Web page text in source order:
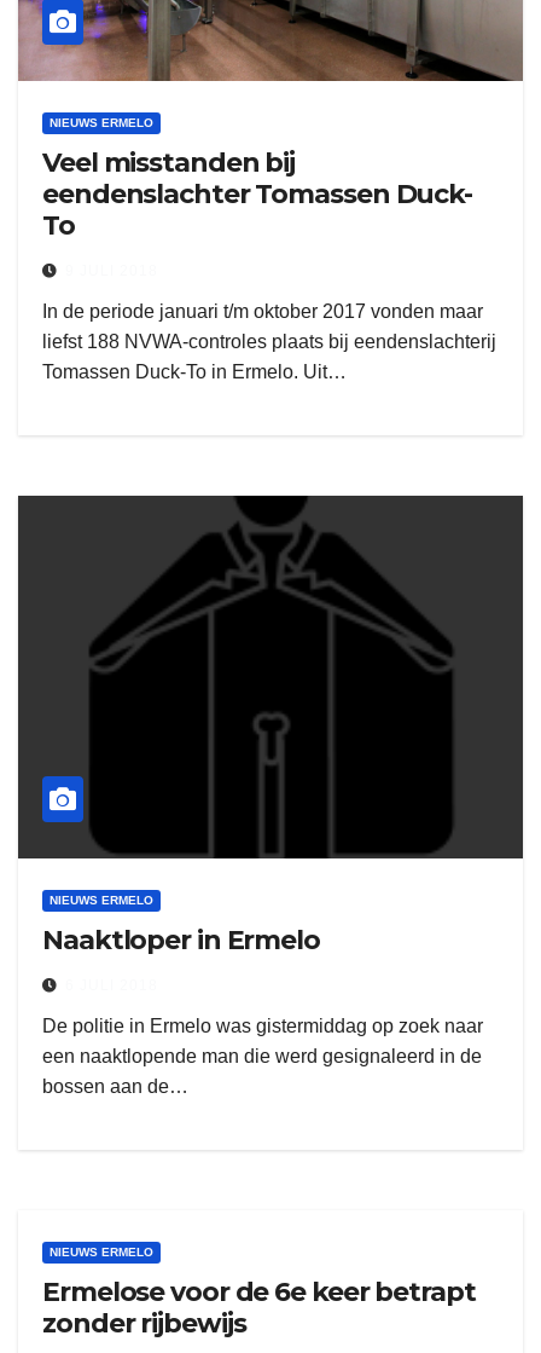
NIEUWS ERMELO
Veel misstanden bij
eendenslachter Tomassen Duck-
To
In de periode januari t/m oktober 2017 vonden maar
liefst 188 NVWA-controles plaats bij eendenslachterij
Tomassen Duck-To in Ermelo. Uit…
NIEUWS ERMELO
Naaktloper in Ermelo
De politie in Ermelo was gistermiddag op zoek naar
een naaktlopende man die werd gesignaleerd in de
bossen aan de…
NIEUWS ERMELO
Ermelose voor de 6e keer betrapt
zonder rijbewijs